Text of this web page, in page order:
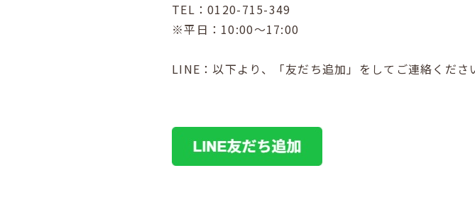
TEL：0120-715-349
※平日：10:00～17:00
LINE：以下より、「友だち追加」をしてご連絡くださ